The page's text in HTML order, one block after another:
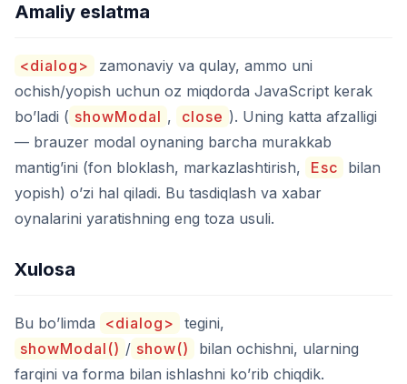
Amaliy eslatma
<dialog>
zamonaviy va qulay, ammo uni
ochish/yopish uchun oz miqdorda JavaScript kerak
bo’ladi ( showModal , close ). Uning katta afzalligi
— brauzer modal oynaning barcha murakkab
mantig’ini (fon bloklash, markazlashtirish,
Esc
bilan
yopish) o’zi hal qiladi. Bu tasdiqlash va xabar
oynalarini yaratishning eng toza usuli.
Xulosa
Bu bo’limda <dialog>
tegini,
showModal() / show()
bilan ochishni, ularning
farqini va forma bilan ishlashni ko’rib chiqdik.